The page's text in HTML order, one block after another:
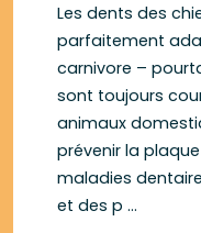
Les dents des
parfaitement
carnivore –
sont toujours
animaux
prévenir la
maladies
et des p ...